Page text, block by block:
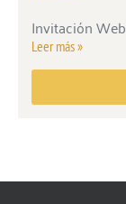
Invitación
Leer más »